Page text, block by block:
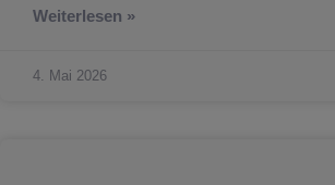
Weiterlesen »
4. Mai 2026